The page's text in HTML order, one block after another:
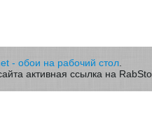
- обои на рабочий стол
активная ссылка на